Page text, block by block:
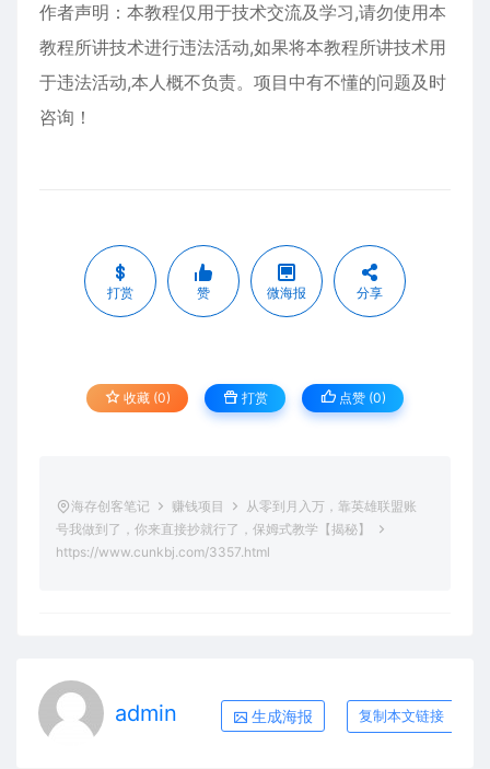
作者声明：本教程仅用于技术交流及学习,请勿使用本
教程所讲技术进行违法活动,如果将本教程所讲技术用
于违法活动,本人概不负责。项目中有不懂的问题及时
咨询！
打赏 赞 微海报 分享
收藏 (0) 打赏 点赞 (0)
海存创客笔记 赚钱项目
从零到月入万，靠英雄联盟账
号我做到了，你来直接抄就行了，保姆式教学【揭秘】
https://www.cunkbj.com/3357.html
admin 生成海报 复制本文链接